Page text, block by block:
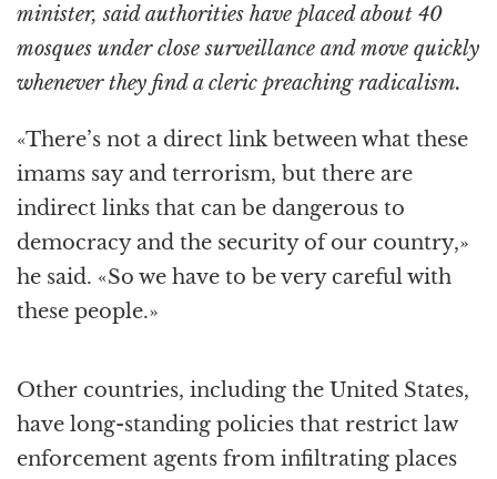
minister, said authorities have placed about 40
mosques under close surveillance and move quickly
whenever they find a cleric preaching radicalism.
«There’s not a direct link between what these
imams say and terrorism, but there are
indirect links that can be dangerous to
democracy and the security of our country,»
he said. «So we have to be very careful with
these people.»
Other countries, including the United States,
have long-standing policies that restrict law
enforcement agents from infiltrating places